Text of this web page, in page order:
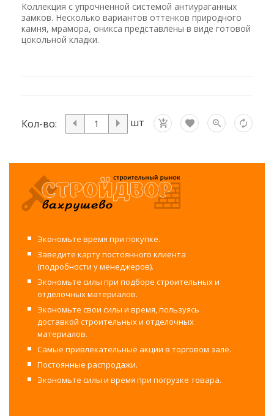
Коллекция с упрочненной системой антиураганных
замков. Несколько вариантов оттенков природного
камня, мрамора, оникса представлены в виде готовой
цокольной кладки.
Кол-во: шт
Экономьте время при покупке.
Заведите карту постоянного клиента
(подробности у менеджеров).
Экономьте силы при подборе строительных и
отделочных материалов.
Экономьте свои силы и время, пользуясь
доставкой строительных и отделочных
материалов.
Самые привлекательные акции в торговом зале.
Постоянные распродажи.
Экономьте силы и время при погрузке товара.